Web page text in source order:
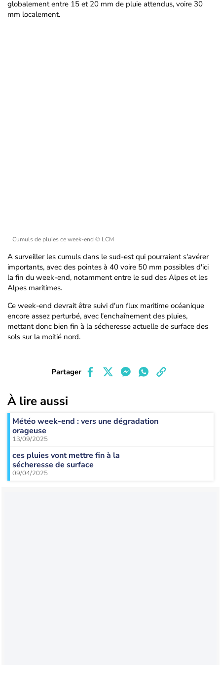
globalement entre 15 et 20 mm de pluie attendus, voire 30
mm localement.
Cumuls de pluies ce week-end © LCM
A surveiller les cumuls dans le sud-est qui pourraient s'avérer
importants, avec des pointes à 40 voire 50 mm possibles d'ici
la fin du week-end, notamment entre le sud des Alpes et les
Alpes maritimes.
Ce week-end devrait être suivi d'un flux maritime océanique
encore assez perturbé, avec l'enchaînement des pluies,
mettant donc bien fin à la sécheresse actuelle de surface des
sols sur la moitié nord.
Partager
À lire aussi
Météo week-end : vers une dégradation
orageuse
13/09/2025
ces pluies vont mettre fin à la
sécheresse de surface
09/04/2025